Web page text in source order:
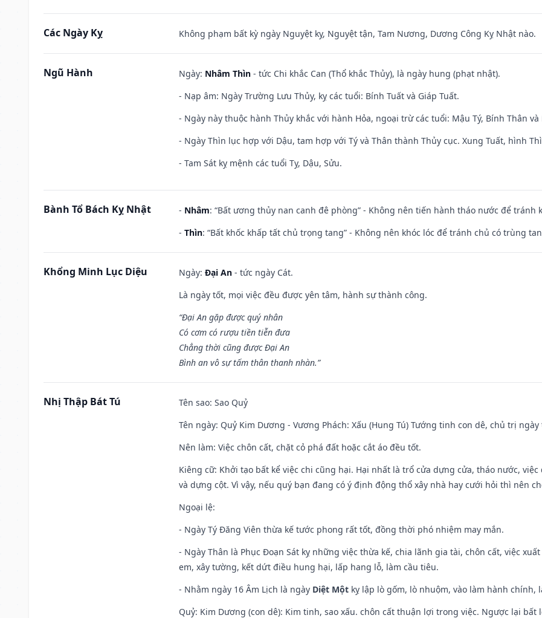
Các Ngày Kỵ Không phạm bất kỳ ngày Nguyệt kỵ, Nguyệt tận, Tam Nương, Dương Công Kỵ Nhật nào.
Ngũ Hành Ngày: Nhâm Thìn - tức Chi khắc Can (Thổ khắc Thủy), là ngày hung (phạt nhật).
- Nạp âm: Ngày Trường Lưu Thủy, kỵ các tuổi: Bính Tuất và Giáp Tuất.
- Ngày này thuộc hành Thủy khắc với hành Hỏa, ngoại trừ các tuổi: Mậu Tý, Bính Thân
- Ngày Thìn lục hợp với Dậu, tam hợp với Tý và Thân thành Thủy cục. Xung Tuất, hình
- Tam Sát kỵ mệnh các tuổi Tỵ, Dậu, Sửu.
Bành Tổ Bách Kỵ Nhật - Nhâm: “Bất ương thủy nan canh đê phòng” - Không nên tiến hành tháo nước để tránh
- Thìn: “Bất khốc khấp tất chủ trọng tang” - Không nên khóc lóc để tránh chủ có trùng
Khổng Minh Lục Diệu Ngày: Đại An - tức ngày Cát.
Là ngày tốt, mọi việc đều được yên tâm, hành sự thành công.
“Đại An gặp được quý nhân
Có cơm có rượu tiền tiễn đưa
Chẳng thời cũng được Đại An
Bình an vô sự tấm thân thanh nhàn.”
Nhị Thập Bát Tú Tên sao: Sao Quỷ
Tên ngày: Quỷ Kim Dương - Vương Phách: Xấu (Hung Tú) Tướng tinh con dê, chủ trị ngày
Nên làm: Việc chôn cất, chặt cỏ phá đất hoặc cắt áo đều tốt.
Kiêng cữ: Khởi tạo bất kể việc chi cũng hại. Hại nhất là trổ cửa dựng cửa, tháo nước,
và dựng cột. Vì vậy, nếu quý bạn đang có ý định động thổ xây nhà hay cưới hỏi thì nên
Ngoại lệ:
- Ngày Tý Đăng Viên thừa kế tước phong rất tốt, đồng thời phó nhiệm may mắn.
- Ngày Thân là Phục Đoạn Sát kỵ những việc thừa kế, chia lãnh gia tài, chôn cất, việc
em, xây tường, kết dứt điều hung hại, lấp hang lỗ, làm cầu tiêu.
- Nhằm ngày 16 Âm Lịch là ngày Diệt Một kỵ lập lò gốm, lò nhuộm, vào làm hành chính,
Quỷ: Kim Dương (con dê): Kim tinh, sao xấu. chôn cất thuận lợi trong việc. Ngược lại bất